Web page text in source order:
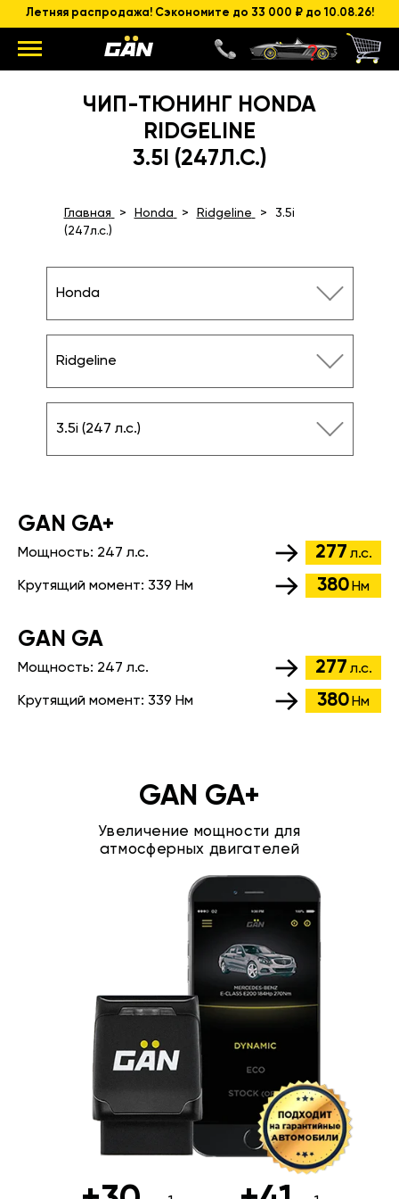
Летняя распродажа! Сэкономите до 33 000 ₽ до 10.08.26!
ЧИП-ТЮНИНГ HONDA
RIDGELINE
3.5I (247Л.С.)
Главная Honda Ridgeline
3.5i
(247л.с.)
Honda
Ridgeline
3.5i (247 л.с.)
GАN GA+
Мощность: 247 л.с. 277 л.с.
Крутящий момент: 339 Нм 380 Нм
GАN GA
Мощность: 247 л.с. 277 л.с.
Крутящий момент: 339 Нм 380 Нм
GAN GA+
Увеличение мощности для
атмосферных двигателей